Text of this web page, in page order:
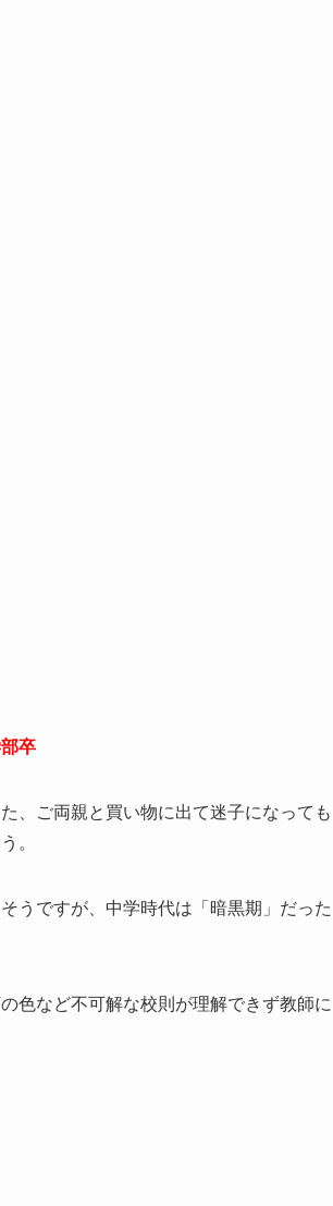
卒
、ご両親と買い物に出て迷子になっても
。
うですが、中学時代は「暗黒期」だった
色など不可解な校則が理解できず教師に